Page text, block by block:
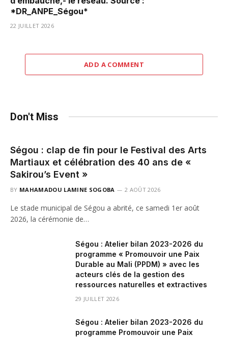
*DR_ANPE_Ségou*
22 JUILLET 2026
ADD A COMMENT
Don't Miss
Ségou : clap de fin pour le Festival des Arts
Martiaux et célébration des 40 ans de «
Sakirou’s Event »
BY MAHAMADOU LAMINE SOGOBA 2 AOÛT 2026
Le stade municipal de Ségou a abrité, ce samedi 1er août
2026, la cérémonie de…
Ségou : Atelier bilan 2023-2026 du
programme « Promouvoir une Paix
Durable au Mali (PPDM) » avec les
acteurs clés de la gestion des
ressources naturelles et extractives
29 JUILLET 2026
Ségou : Atelier bilan 2023-2026 du
programme Promouvoir une Paix